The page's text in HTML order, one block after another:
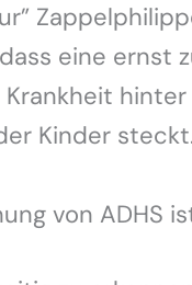
eine ernst
Kinder
von ADHS